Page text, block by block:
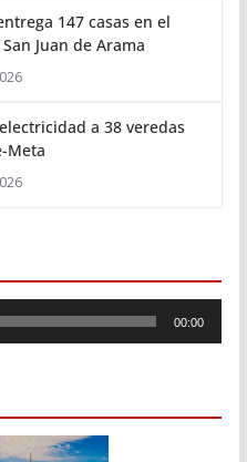
147 casas en el
San Juan de Arama
a 38 veredas
Meta
00:00